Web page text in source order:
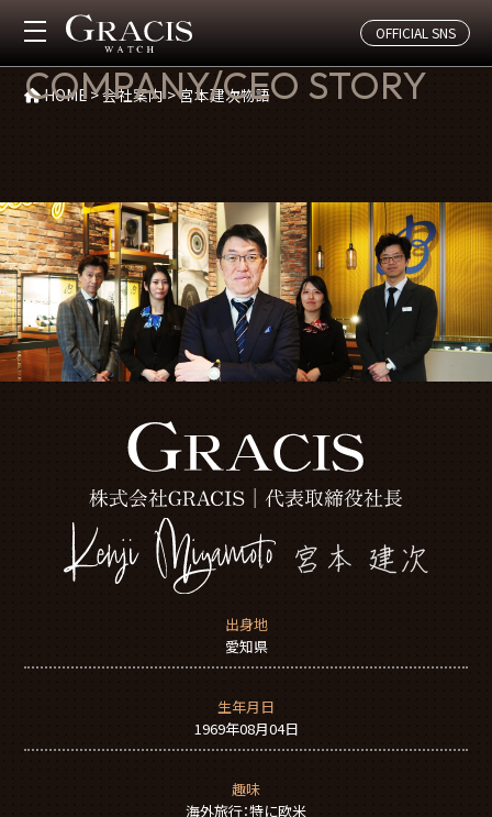
OFFICIAL SNS
宮本建次物語
COMPANY/CEO STORY
HOME >会社案内>宮本建次物語
出身地
愛知県
生年月日
1969年08月04日
趣味
海外旅行：特に欧米